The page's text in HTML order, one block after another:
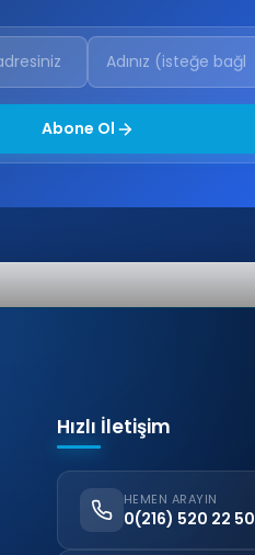
Abone Ol
Hızlı İletişim
HEMEN ARAYIN
0(216) 520 22 50